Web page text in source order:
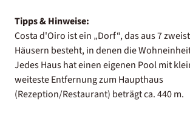
Tipps & Hinweise:
Costa d'Oiro ist ein „Dorf“, das aus 7
Häusern besteht, in denen die
Jedes Haus hat einen eigenen Pool mit
weiteste Entfernung zum Haupthaus
(Rezeption/Restaurant) beträgt ca. 440 m.